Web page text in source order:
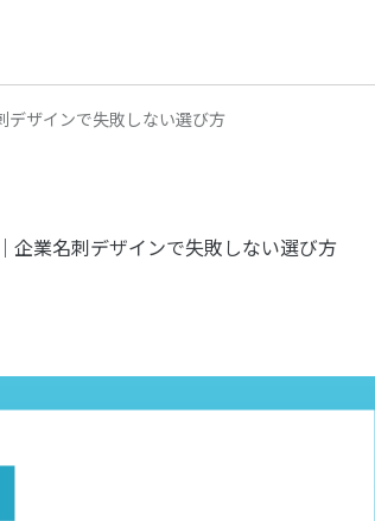
デザインで失敗しない選び方
企業名刺デザインで失敗しない選び方